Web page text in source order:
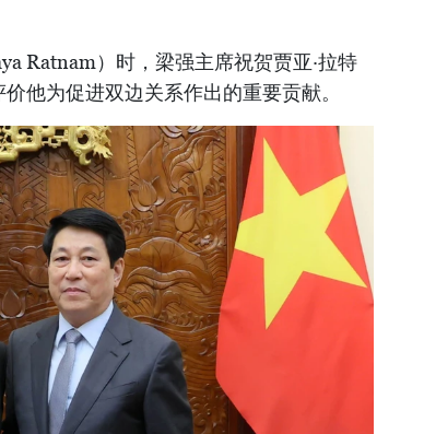
Ratnam）时，梁强主席祝贺贾亚·拉特
他为促进双边关系作出的重要贡献。